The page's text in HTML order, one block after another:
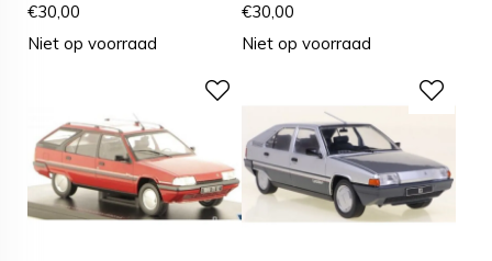
€30,00
Niet op voorraad
€30,00
Niet op voorraad